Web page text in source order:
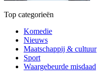
Top categorieën
Komedie
Nieuws
Maatschappij & cultuur
Sport
Waargebeurde misdaad